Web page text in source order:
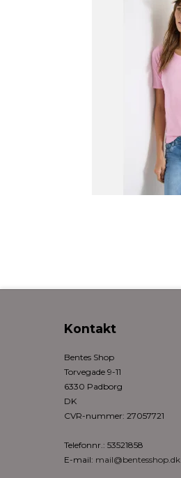
Kontakt
Bentes Shop
Torvegade 9-11
6330 Padborg
DK
CVR-nummer: 27057721
Telefonnr.: 53521858
E-mail: mail@bentesshop.dk